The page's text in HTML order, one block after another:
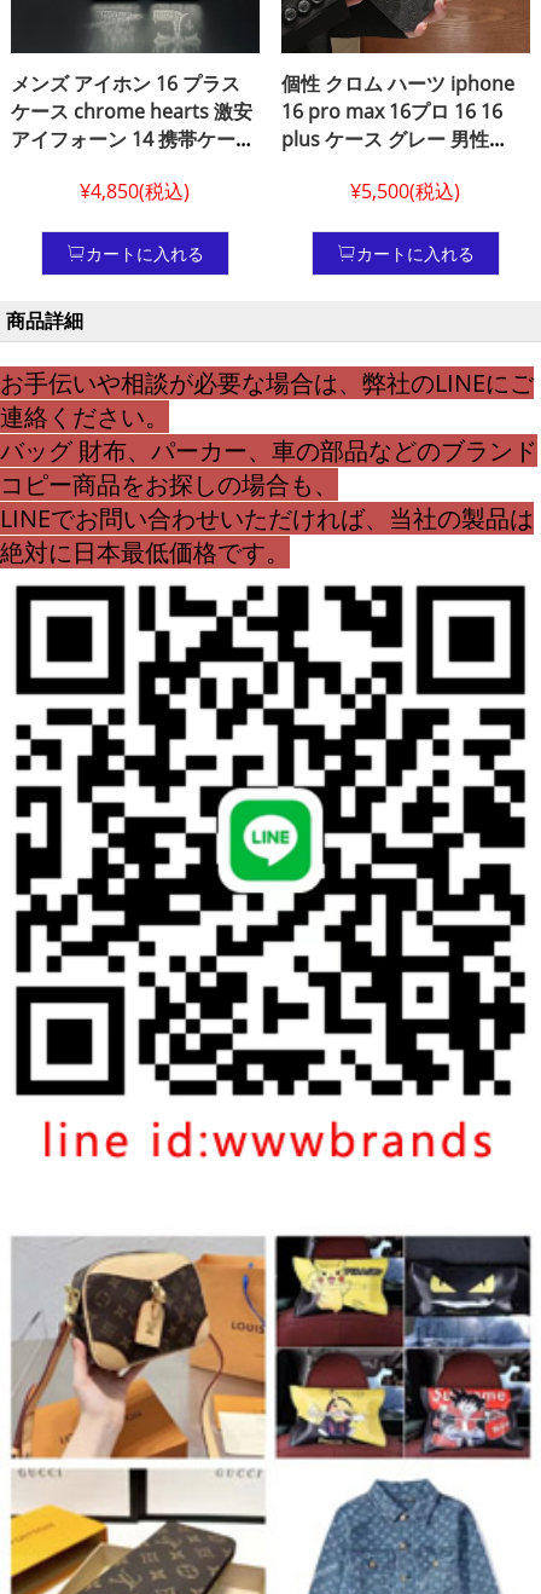
メンズ アイホン 16 プラス
ケース chrome hearts 激安
アイフォーン 14 携帯ケース
14 プロ ケースchrome
風 ファッション アイフォン
14pro max
¥4,850(税込)
カートに入れる
個性 クロム ハーツ iphone
16 pro max 16プロ 16 16
plus ケース グレー 男性
ーツ 風 ファインスエード 新
発売 アイフォーン 14 pro
¥5,500(税込)
カートに入れる
商品詳細
お手伝いや相談が必要な場合は、弊社のLINEにご
連絡ください。
バッグ 財布、パーカー、車の部品などのブランド
コピー商品をお探しの場合も、
LINEでお問い合わせいただければ、当社の製品は
絶対に日本最低価格です。